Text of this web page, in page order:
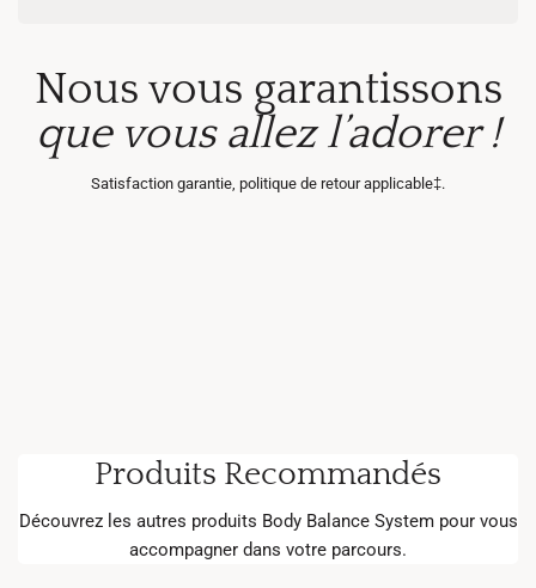
Nous vous garantissons
que vous allez l’adorer !
Satisfaction garantie, politique de retour applicable‡.
Produits Recommandés
Découvrez les autres produits Body Balance System pour vous
accompagner dans votre parcours.